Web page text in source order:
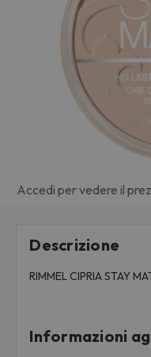
Accedi per vedere il
Descrizione
RIMMEL CIPRIA STAY
Informazioni